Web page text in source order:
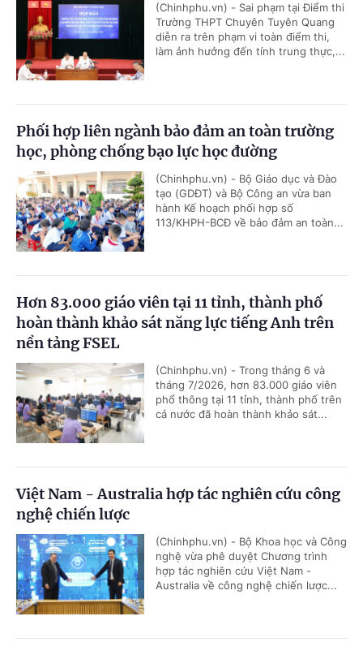
(Chinhphu.vn) - Sai phạm tại Điểm thi
Trường THPT Chuyên Tuyên Quang
diễn ra trên phạm vi toàn điểm thi,
làm ảnh hưởng đến tính trung thực,...
Phối hợp liên ngành bảo đảm an toàn trường
học, phòng chống bạo lực học đường
(Chinhphu.vn) - Bộ Giáo dục và Đào
tạo (GDĐT) và Bộ Công an vừa ban
hành Kế hoạch phối hợp số
113/KHPH-BCĐ về bảo đảm an toàn...
Hơn 83.000 giáo viên tại 11 tỉnh, thành phố
hoàn thành khảo sát năng lực tiếng Anh trên
nền tảng FSEL
(Chinhphu.vn) - Trong tháng 6 và
tháng 7/2026, hơn 83.000 giáo viên
phổ thông tại 11 tỉnh, thành phố trên
cả nước đã hoàn thành khảo sát...
Việt Nam - Australia hợp tác nghiên cứu công
nghệ chiến lược
(Chinhphu.vn) - Bộ Khoa học và Công
nghệ vừa phê duyệt Chương trình
hợp tác nghiên cứu Việt Nam -
Australia về công nghệ chiến lược...